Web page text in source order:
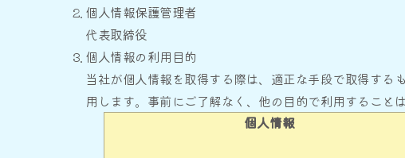
個人情報保護管理者
代表取締役
個人情報の利用目的
当社が個人情報を取得する際は、適正な手段で取得す
用します。事前にご了解なく、他の目的で利用すること
個人情報